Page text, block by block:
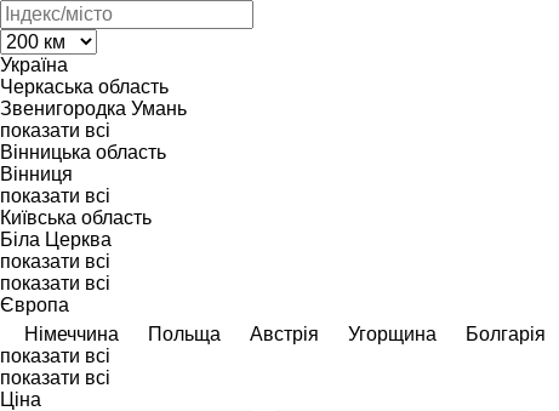
Україна
Черкаська область
Звенигородка Умань
показати всі
Вінницька область
Вінниця
показати всі
Київська область
Біла Церква
показати всі
показати всі
Європа
Німеччина
Польща Австрія Угорщина
Болгарія
показати всі
показати всі
Ціна